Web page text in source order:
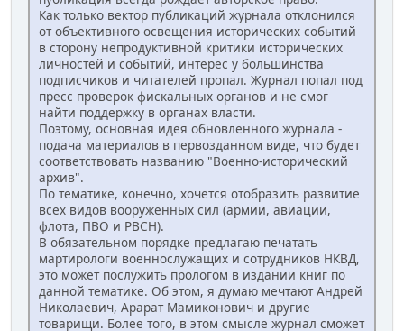
Как только вектор публикаций журнала отклонился
от объективного освещения исторических событий
в сторону непродуктивной критики исторических
личностей и событий, интерес у большинства
подписчиков и читателей пропал. Журнал попал под
пресс проверок фискальных органов и не смог
найти поддержку в органах власти.
Поэтому, основная идея обновленного журнала -
подача материалов в первозданном виде, что будет
соответствовать названию "Военно-исторический
архив".
По тематике, конечно, хочется отобразить развитие
всех видов вооруженных сил (армии, авиации,
флота, ПВО и РВСН).
В обязательном порядке предлагаю печатать
мартирологи военнослужащих и сотрудников НКВД,
это может послужить прологом в издании книг по
данной тематике. Об этом, я думаю мечтают Андрей
Николаевич, Арарат Мамиконович и другие
товарищи. Более того, в этом смысле журнал сможет